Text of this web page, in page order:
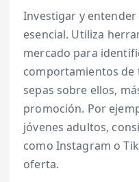
Investigar y entender
esencial. Utiliza
mercado para
comportamientos de
sepas sobre ellos,
promoción. Por
jóvenes adultos,
como Instagram o
oferta.